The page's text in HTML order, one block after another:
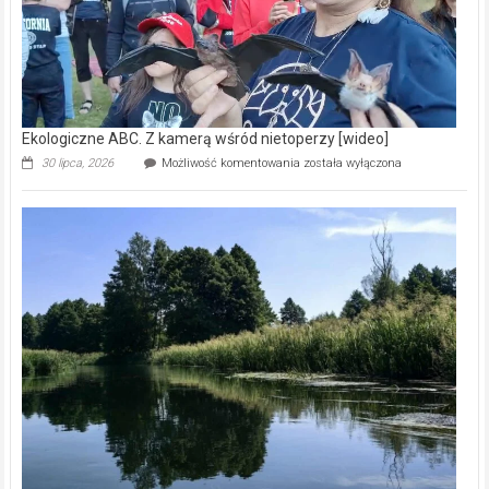
Ekologiczne ABC. Z kamerą wśród nietoperzy [wideo]
30 lipca, 2026 Możliwość komentowania Ekologiczne
kamerą
wśród
została wyłączona